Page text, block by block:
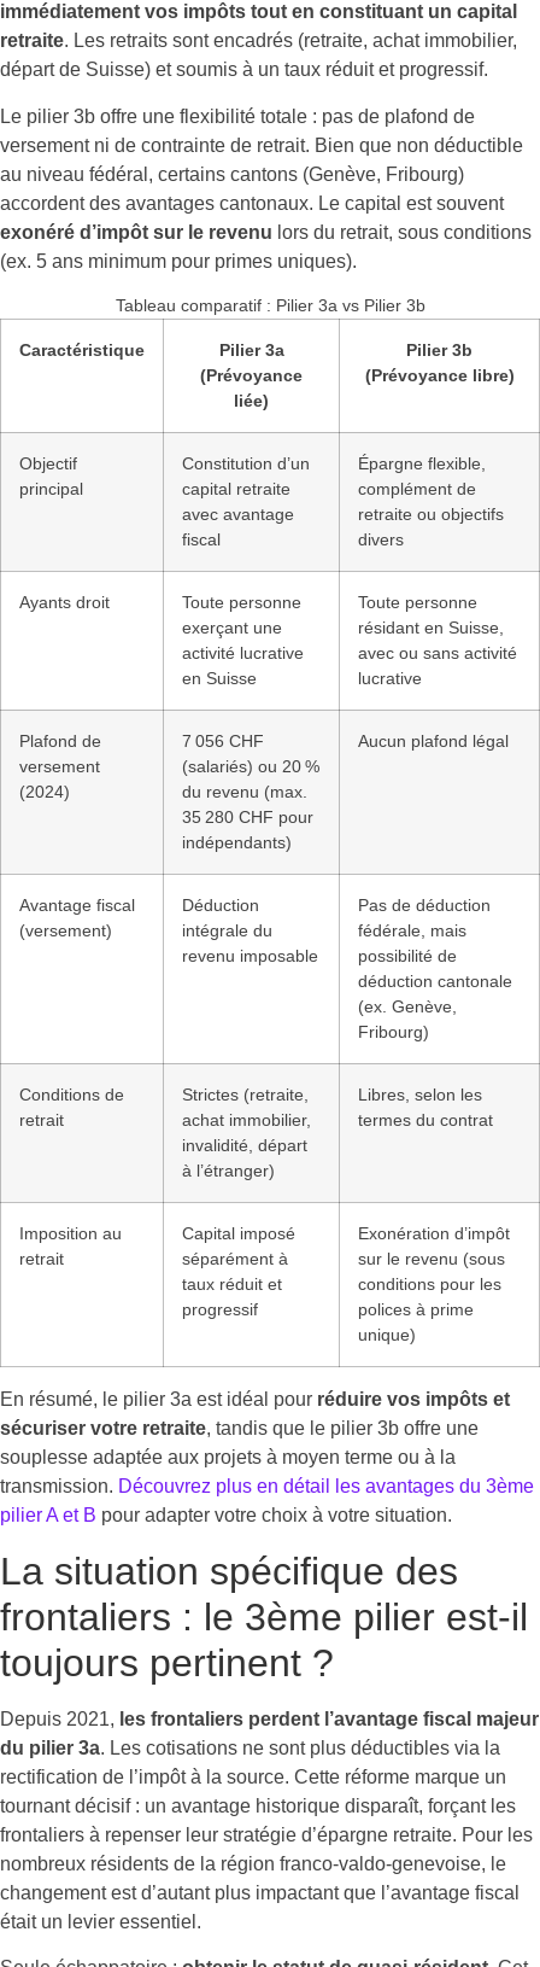
immédiatement vos impôts tout en constituant un capital
retraite. Les retraits sont encadrés (retraite, achat immobilier,
départ de Suisse) et soumis à un taux réduit et progressif.
Le pilier 3b offre une flexibilité totale : pas de plafond de
versement ni de contrainte de retrait. Bien que non déductible
au niveau fédéral, certains cantons (Genève, Fribourg)
accordent des avantages cantonaux. Le capital est souvent
exonéré d’impôt sur le revenu lors du retrait, sous conditions
(ex. 5 ans minimum pour primes uniques).
Tableau comparatif : Pilier 3a vs Pilier 3b
Caractéristique
Pilier 3a
(Prévoyance
liée)
Pilier 3b
(Prévoyance libre)
Objectif
principal
Constitution d’un
capital retraite
avec avantage
fiscal
Épargne flexible,
complément de
retraite ou objectifs
divers
Ayants droit
Toute personne
exerçant une
activité lucrative
en Suisse
Toute personne
résidant en Suisse,
avec ou sans activité
lucrative
Plafond de
versement
(2024)
7 056 CHF
(salariés) ou 20 %
du revenu (max.
35 280 CHF pour
indépendants)
Aucun plafond légal
Avantage fiscal
(versement)
Déduction
intégrale du
revenu imposable
Pas de déduction
fédérale, mais
possibilité de
déduction cantonale
(ex. Genève,
Fribourg)
Conditions de
retrait
Strictes (retraite,
achat immobilier,
invalidité, départ
à l’étranger)
Libres, selon les
termes du contrat
Imposition au
retrait
Capital imposé
séparément à
taux réduit et
progressif
Exonération d’impôt
sur le revenu (sous
conditions pour les
polices à prime
unique)
En résumé, le pilier 3a est idéal pour réduire vos impôts et
sécuriser votre retraite, tandis que le pilier 3b offre une
souplesse adaptée aux projets à moyen terme ou à la
transmission. Découvrez plus en détail les avantages du 3ème
pilier A et B pour adapter votre choix à votre situation.
La situation spécifique des
frontaliers : le 3ème pilier est-il
toujours pertinent ?
Depuis 2021, les frontaliers perdent l’avantage fiscal majeur
du pilier 3a. Les cotisations ne sont plus déductibles via la
rectification de l’impôt à la source. Cette réforme marque un
tournant décisif : un avantage historique disparaît, forçant les
frontaliers à repenser leur stratégie d’épargne retraite. Pour les
nombreux résidents de la région franco-valdo-genevoise, le
changement est d’autant plus impactant que l’avantage fiscal
était un levier essentiel.